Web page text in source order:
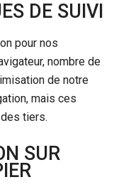
DE SUIVI
pour nos
nombre de
de notre
mais ces
tiers.
SUR